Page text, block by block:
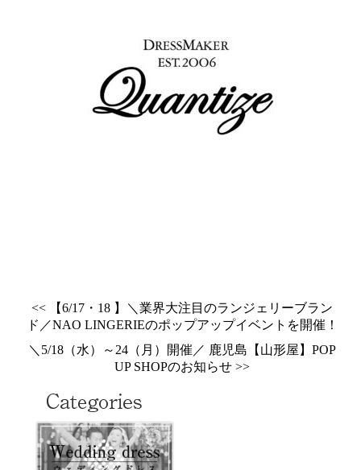
<< 【6/17・18 】＼業界大注目のランジェリーブラン
ド／NAO LINGERIEのポップアップイベントを開催！
＼5/18（水）～24（月）開催／ 鹿児島【山形屋】POP
UP SHOPのお知らせ >>